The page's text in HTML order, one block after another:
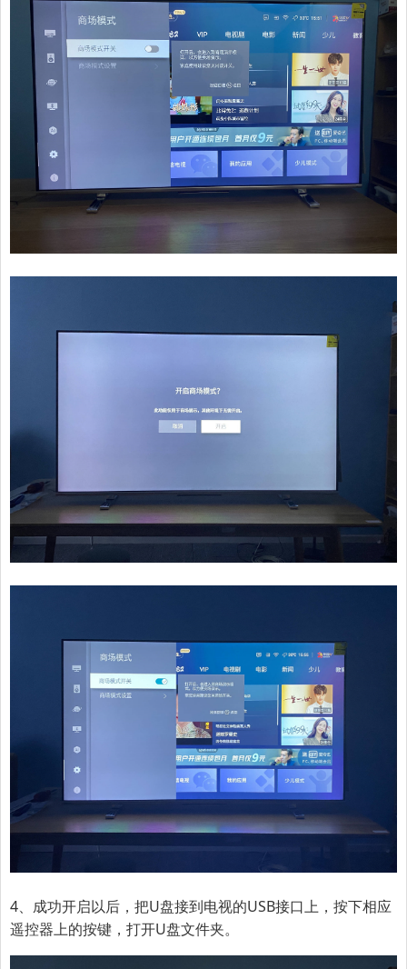
4、成功开启以后，把U盘接到电视的USB接口上，按下相应
遥控器上的按键，打开U盘文件夹。